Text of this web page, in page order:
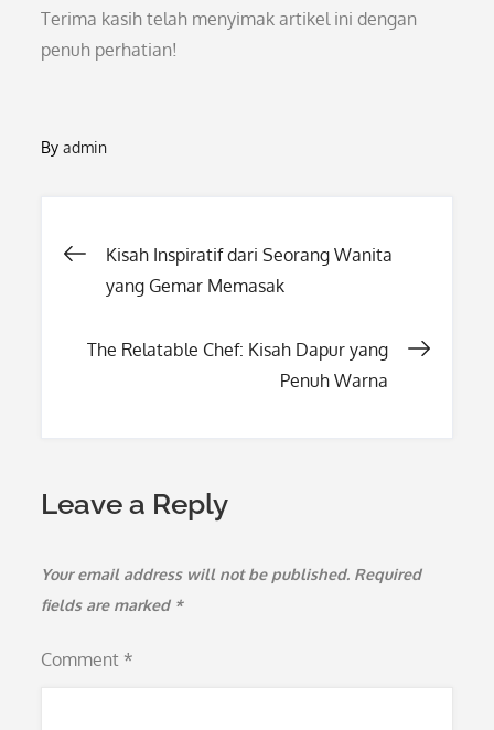
Terima kasih telah menyimak artikel ini dengan
penuh perhatian!
Byadmin
Post
Kisah Inspiratif dari Seorang Wanita
yang Gemar Memasak
The Relatable Chef: Kisah Dapur yang
Penuh Warna
Leave a Reply
Your email address will not be published. Required
fields are marked *
Comment *